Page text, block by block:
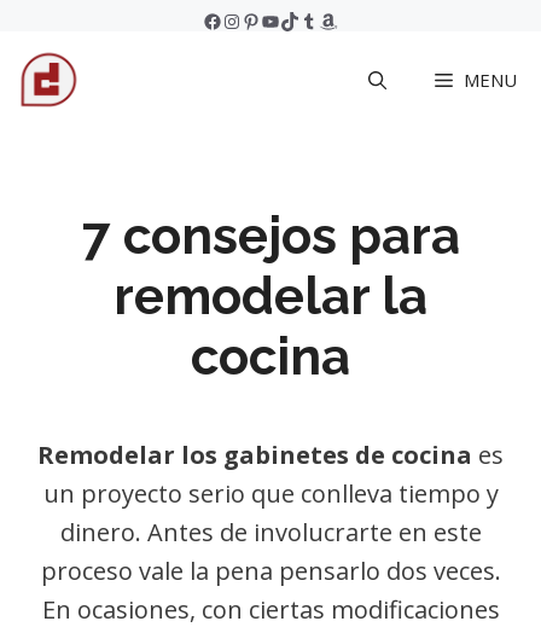
content
Facebook
Instagram
Pinterest
YouTube
TikTok
Tumblr
Amazon
MENU
7 consejos para
remodelar la
cocina
Remodelar los gabinetes de cocina es
un proyecto serio que conlleva tiempo y
dinero. Antes de involucrarte en este
proceso vale la pena pensarlo dos veces.
En ocasiones, con ciertas modificaciones